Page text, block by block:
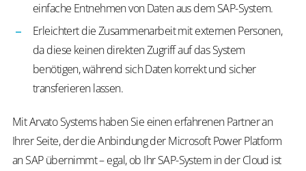
einfache Entnehmen von Daten aus dem SAP-System.
Erleichtert die Zusammenarbeit mit externen Personen,
da diese keinen direkten Zugriff auf das System
benötigen, während sich Daten korrekt und sicher
transferieren lassen.
Mit Arvato Systems haben Sie einen erfahrenen Partner an
Ihrer Seite, der die Anbindung der Microsoft Power Platform
an SAP übernimmt – egal, ob Ihr SAP-System in der Cloud ist